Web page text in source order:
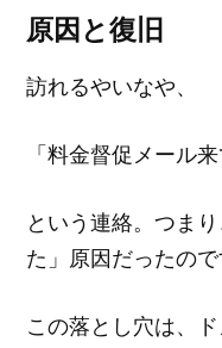
原因と復旧
訪れるやいなや、
「料金督促メール
という連絡。つま
た」原因だったので
この落とし穴は、